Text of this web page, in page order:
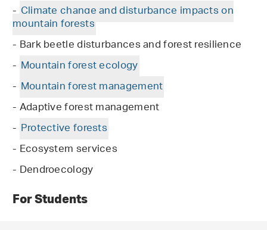
- Climate change and disturbance impacts on
mountain forests
- Bark beetle disturbances and forest resilience
- Mountain forest ecology
- Mountain forest management
- Adaptive forest management
- Protective forests
- Ecosystem services
- Dendroecology
For Students